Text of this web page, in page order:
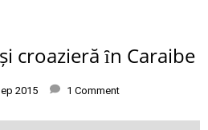
croazieră ȋn Caraibe
2015 1 Comment